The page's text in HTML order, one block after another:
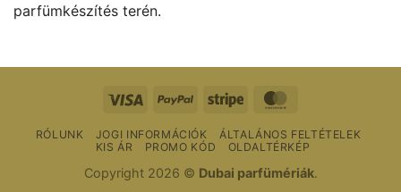
parfümkészítés terén.
Vízum PayPal Csíkos
RÓLUNK JOGI INFORMÁCIÓK
ÁLTALÁNOS FELTÉTELEK
KIS ÁR
PROMO KÓD OLDALTÉRKÉP
Copyright 2026 © Dubai parfümériák.